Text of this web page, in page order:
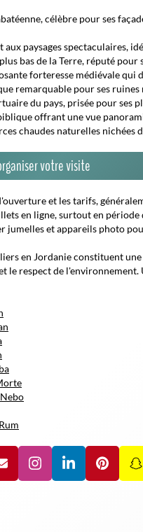
célèbre pour ses
aux paysages spectaculaires,
bas de la Terre, réputé pour
forteresse médiévale qui
remarquable pour ses
du pays, prisée pour ses
offrant une vue
chaudes naturelles nichées
votre visite
en ligne, surtout en
jumelles et appareils photo
en Jordanie constituent
le respect de l'environnement.